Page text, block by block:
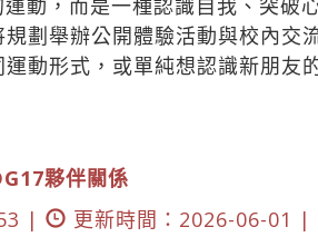
動，而是一種認識自我、突破
劃舉辦公開體驗活動與校內交
動形式，或單純想認識新朋友
夥伴關係
|
更新時間：2026-06-01 |